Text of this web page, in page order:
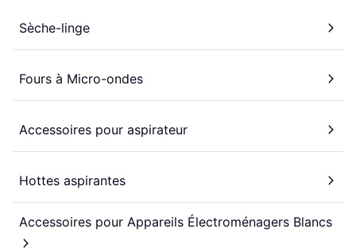
Sèche-linge
Fours à Micro-ondes
Accessoires pour aspirateur
Hottes aspirantes
Accessoires pour Appareils Électroménagers Blancs